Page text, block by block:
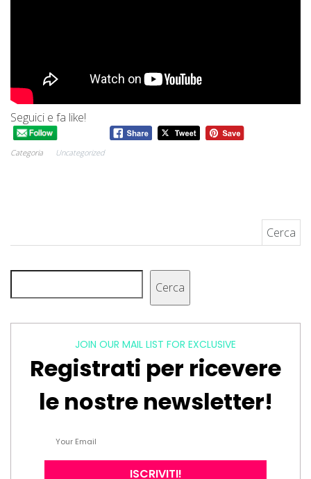
Seguici e fa like!
Categoria Uncategorized
Cerca
JOIN OUR MAIL LIST FOR EXCLUSIVE
Registrati per ricevere
le nostre newsletter!